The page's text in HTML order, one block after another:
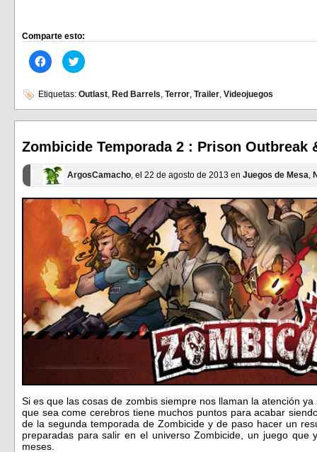
Comparte esto:
Haz
clic
en
Facebook
(Se
abre
ventana
nueva)
Haz
clic
en
(Se
abre
ventana
nueva)
Etiquetas: Outlast Red Barrels Terror Trailer Videojuegos
Zombicide Temporada 2 : Prison Outbreak
ArgosCamacho, el 22 de agosto de 2013 en Juegos de Mesa,
Si es que las cosas de zombis siempre nos llaman la atención
que sea come cerebros tiene muchos puntos para acabar
de la segunda temporada de Zombicide y de paso hacer un
preparadas para salir en el universo Zombicide, un juego que
meses.